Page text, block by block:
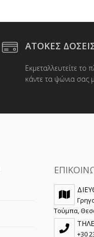
ΑΤΟΚΕΣ
Εκμεταλλευτείτε
κάντε τα ψώνια σας
Τούμπα,
+30